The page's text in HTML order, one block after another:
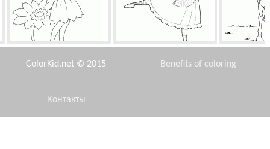
Фея с цветком Балерина с веером
ColorKid.net © 2015 Benefits of coloring
Контакты